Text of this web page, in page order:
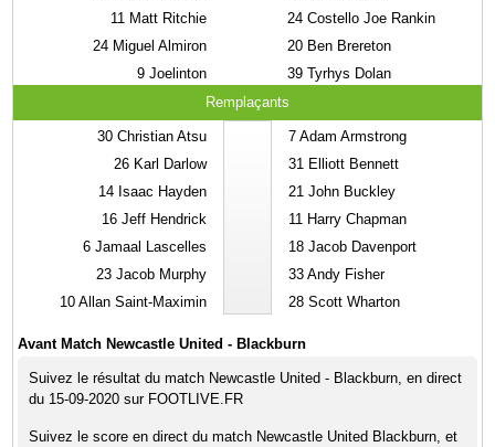
11 Matt Ritchie
24 Miguel Almiron
9 Joelinton
24 Costello Joe Rankin
20 Ben Brereton
39 Tyrhys Dolan
Remplaçants
30 Christian Atsu
26 Karl Darlow
14 Isaac Hayden
16 Jeff Hendrick
6 Jamaal Lascelles
23 Jacob Murphy
10 Allan Saint-Maximin
7 Adam Armstrong
31 Elliott Bennett
21 John Buckley
11 Harry Chapman
18 Jacob Davenport
33 Andy Fisher
28 Scott Wharton
Avant Match Newcastle United - Blackburn
Suivez le résultat du match Newcastle United - Blackburn, en direct
du 15-09-2020 sur FOOTLIVE.FR
Suivez le score en direct du match Newcastle United Blackburn, et